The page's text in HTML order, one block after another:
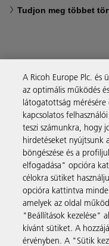
Tudjon meg többet
Business
Termékek és
Támogatás és
Tudásbázis
Kövessen
A Ricoh Europe Plc. és
az optimális működés
látogatottság mérésére
kapcsolatos
teszi számunkra, hogy
hirdetéseket nyújtsunk
böngészése és a
elfogadása" opcióra
célokra sütiket
opcióra kattintva
amelyek az oldal
"Beállítások kezelése"
kívánt sütiket. A
érvényben. A "Sütik